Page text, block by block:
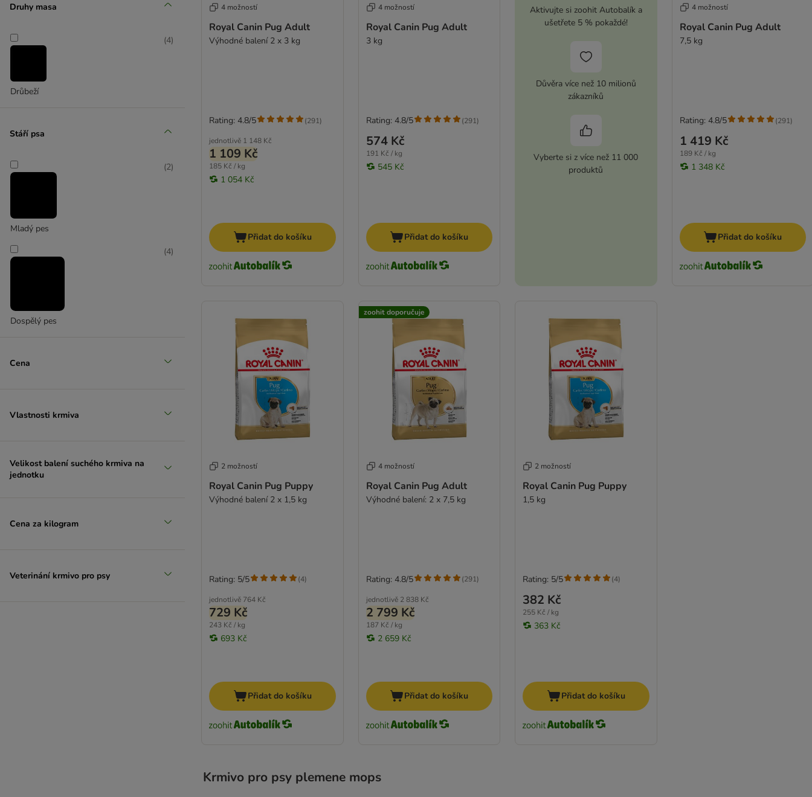
West highland teriér
Krmivo pro velmi malá psí plemena
Krmivo pro střední plemena
Doplňky pro velká plemena
Druhy masa
Drůbeží
(4)
Stáří psa
Mladý pes
(2)
Dospělý pes
(4)
Cena
Vlastnosti krmiva
Velikost balení suchého krmiva na
jednotku
Cena za kilogram
Veterinání krmivo pro psy
4 možností
Royal Canin Pug Adult
Výhodné balení 2 x 3 kg
jednotlivě 1 148 Kč
1 109 Kč
185 Kč / kg
1 054 Kč
Rating: 4.8/5 (291)
Přidat do košíku
4 možností
Royal Canin Pug Adult
3 kg
574 Kč
191 Kč / kg
545 Kč
Rating: 4.8/5 (291)
Přidat do košíku
Aktivujte si zoohit Autobalík a
ušetřete 5 % pokaždé!
Důvěra více než 10 milionů
zákazníků
Vyberte si z více než 11 000
produktů
4 možností
Royal Canin Pug Adult
7,5 kg
1 419 Kč
189 Kč / kg
1 348 Kč
Rating: 4.8/5 (291)
Přidat do košíku
2 možností
Royal Canin Pug Puppy
Výhodné balení 2 x 1,5 kg
jednotlivě 764 Kč
729 Kč
243 Kč / kg
693 Kč
Rating: 5/5 (4)
Přidat do košíku
zoohit doporučuje
4 možností
Royal Canin Pug Adult
Výhodné balení: 2 x 7,5 kg
jednotlivě 2 838 Kč
2 799 Kč
187 Kč / kg
2 659 Kč
Rating: 4.8/5 (291)
Přidat do košíku
2 možností
Royal Canin Pug Puppy
1,5 kg
382 Kč
255 Kč / kg
363 Kč
Rating: 5/5 (4)
Přidat do košíku
Krmivo pro psy plemene mops